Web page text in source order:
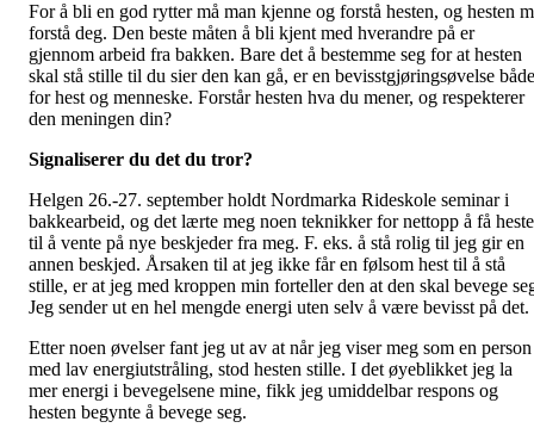
For å bli en god rytter må man kjenne og forstå hesten, og hesten
forstå deg. Den beste måten å bli kjent med hverandre på er
gjennom arbeid fra bakken. Bare det å bestemme seg for at hesten
skal stå stille til du sier den kan gå, er en bevisstgjøringsøvelse både
for hest og menneske. Forstår hesten hva du mener, og respekterer
den meningen din?
Signaliserer du det du tror?
Helgen 26.-27. september holdt Nordmarka Rideskole seminar i
bakkearbeid, og det lærte meg noen teknikker for nettopp å få
til å vente på nye beskjeder fra meg. F. eks. å stå rolig til jeg gir en
annen beskjed. Årsaken til at jeg ikke får en følsom hest til å stå
stille, er at jeg med kroppen min forteller den at den skal bevege
Jeg sender ut en hel mengde energi uten selv å være bevisst på det.
Etter noen øvelser fant jeg ut av at når jeg viser meg som en person
med lav energiutstråling, stod hesten stille. I det øyeblikket jeg la
mer energi i bevegelsene mine, fikk jeg umiddelbar respons og
hesten begynte å bevege seg.